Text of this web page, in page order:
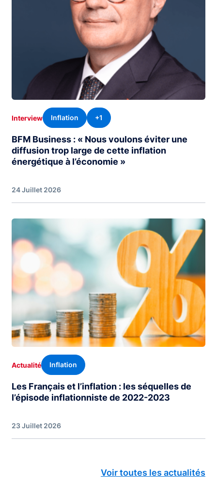
Interview Inflation +1
BFM Business : « Nous voulons éviter une
diffusion trop large de cette inflation
énergétique à l’économie »
24 Juillet 2026
Image
Actualité Inflation
Les Français et l’inflation : les séquelles de
l’épisode inflationniste de 2022-2023
23 Juillet 2026
Voir toutes les actualités